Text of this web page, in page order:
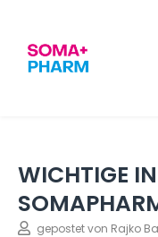
WICHTIGE
gepostet von Rajko